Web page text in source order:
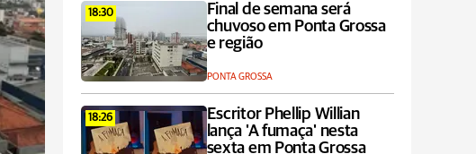
18:30
Final de semana será
chuvoso em Ponta Grossa
e região
PONTA GROSSA
18:26
Escritor Phellip Willian
lança 'A fumaça' nesta
sexta em Ponta Grossa